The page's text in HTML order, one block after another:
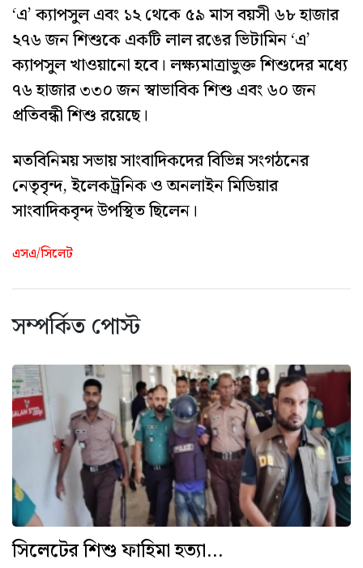
‘এ’ ক্যাপসুল এবং ১২ থেকে ৫৯ মাস বয়সী ৬৮ হাজার
২৭৬ জন শিশুকে একটি লাল রঙের ভিটামিন ‘এ’
ক্যাপসুল খাওয়ানো হবে। লক্ষ্যমাত্রাভুক্ত শিশুদের মধ্যে
৭৬ হাজার ৩৩০ জন স্বাভাবিক শিশু এবং ৬০ জন
প্রতিবন্ধী শিশু রয়েছে।
মতবিনিময় সভায় সাংবাদিকদের বিভিন্ন সংগঠনের
নেতৃবৃন্দ, ইলেকট্রনিক ও অনলাইন মিডিয়ার
সাংবাদিকবৃন্দ উপস্থিত ছিলেন।
এসএ/সিলেট
সম্পর্কিত পোস্ট
সিলেটের শিশু ফাহিমা হত্যা...